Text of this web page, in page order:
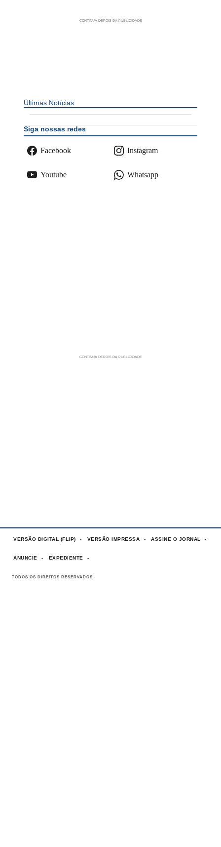
Últimas Notícias
Siga nossas redes
Facebook Instagram
Youtube Whatsapp
VERSÃO DIGITAL (FLIP) VERSÃO IMPRESSA ASSINE O JORNAL
ANUNCIE EXPEDIENTE
TODOS OS DIREITOS RESERVADOS